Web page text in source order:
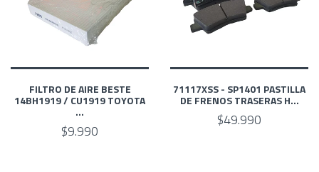
FILTRO DE AIRE BESTE
14BH1919 / CU1919 TOYOTA
...
$9.990
71117XSS - SP1401 PASTILLA
DE FRENOS TRASERAS H...
$49.990